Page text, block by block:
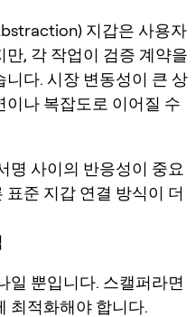
지갑은 사용자
, 각 작업이 검증 계약을
다. 시장 변동성이 큰 상
이나 복잡도로 이어질 수
명 사이의 반응성이 중요
준 지갑 연결 방식이 더
일 뿐입니다. 스캘퍼라면
최적화해야 합니다.